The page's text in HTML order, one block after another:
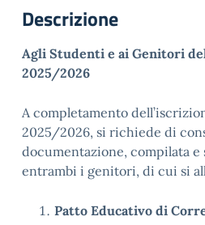
Descrizione
Agli Studenti e ai Genitori
2025/2026
A completamento
2025/2026, si richiede di
documentazione, compilata
entrambi i genitori, di cui si
Patto Educativo di